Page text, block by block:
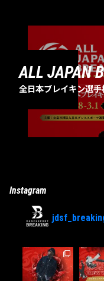
ALL JAPAN
全日本ブレイキン選手
Instagram